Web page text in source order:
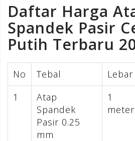
Daftar Harga
Spandek Pasir
Putih Terbaru
No Tebal Lebar
1
Atap
Spandek
Pasir 0.25
mm
1
meter